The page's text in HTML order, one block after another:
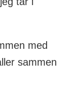
med
sammen